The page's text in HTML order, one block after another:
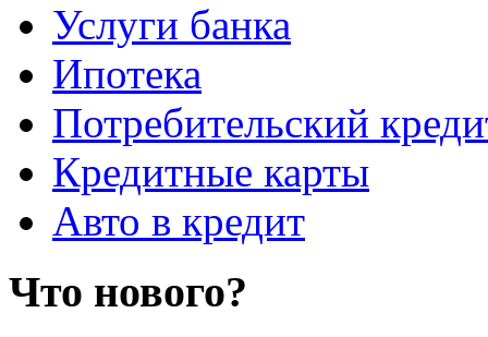
Услуги банка
Ипотека
Потребительский
Кредитные карты
Авто в кредит
Что нового?